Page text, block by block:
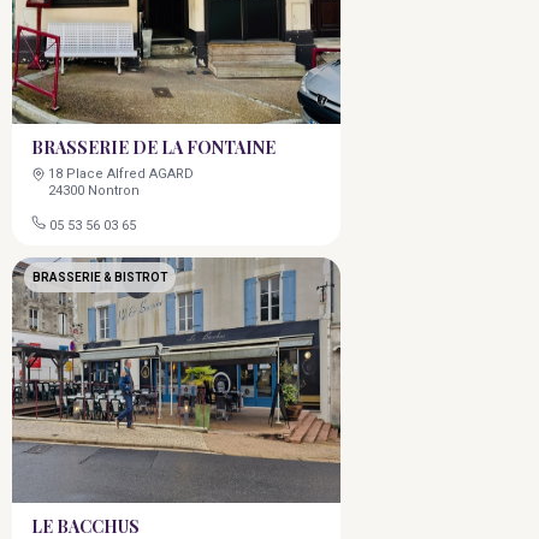
BRASSERIE DE LA FONTAINE
18 Place Alfred AGARD
24300 Nontron
05 53 56 03 65
LE BACCHUS
BRASSERIE & BISTROT